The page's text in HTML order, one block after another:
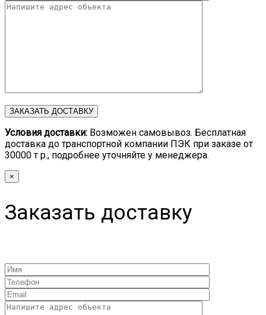
Условия доставки: Возможен самовывоз. Бесплатная
доставка до транспортной компании ПЭК при заказе от
30000 т р., подробнее уточняйте у менеджера.
×
Заказать доставку